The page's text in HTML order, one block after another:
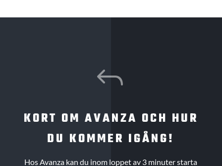
J
KORT OM AVANZA OCH HUR
DU KOMMER IGÅNG!
Hos Avanza kan du inom loppet av 3 minuter starta